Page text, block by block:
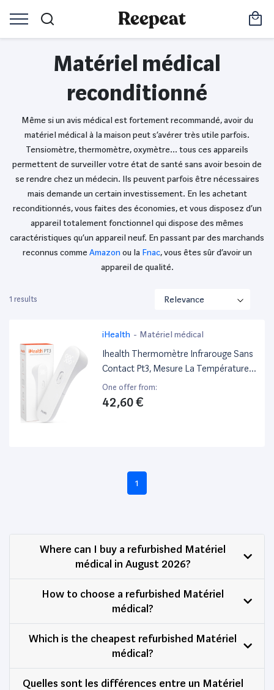
Matériel médical
reconditionné
Même si un avis médical est fortement recommandé, avoir du
matériel médical à la maison peut s’avérer très utile parfois.
Tensiomètre, thermomètre, oxymètre… tous ces appareils
permettent de surveiller votre état de santé sans avoir besoin de
se rendre chez un médecin. Ils peuvent parfois être nécessaires
mais demande un certain investissement. En les achetant
reconditionnés, vous faites des économies, et vous disposez d’un
appareil totalement fonctionnel qui dispose des mêmes
caractéristiques qu’un appareil neuf. En passant par des marchands
reconnus comme Amazon ou la Fnac, vous êtes sûr d’avoir un
appareil de qualité.
1 results
iHealth - Matériel médical
Ihealth Thermomètre Infrarouge Sans
Contact Pt3, Mesure La Température
De Toute La Famille De Façon
Hygiénique, Indolore Et Avec Une Très
One offer from:
42,60 €
1
Where can I buy a refurbished Matériel
médical in August 2026?
How to choose a refurbished Matériel
médical?
Which is the cheapest refurbished Matériel
médical?
Quelles sont les différences entre un Matériel